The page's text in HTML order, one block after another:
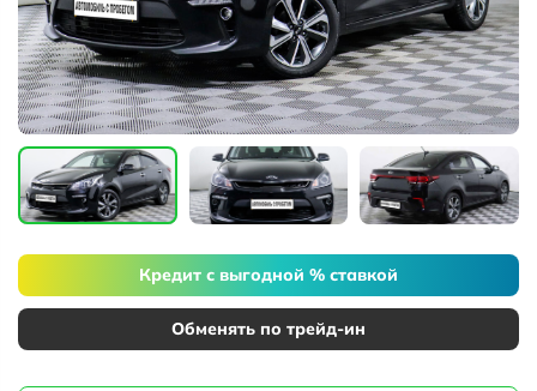
Кредит с выгодной % ставкой
Обменять по трейд-ин